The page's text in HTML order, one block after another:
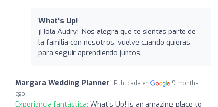
What's Up!
¡Hola Audry! Nos alegra que te sientas parte de
la familia con nosotros, vuelve cuando quieras
para seguir aprendiendo juntos.
Margara Wedding Planner Publicada en
9 months
ago
Experiencia fantástica: What’s Up! is an amazing place to